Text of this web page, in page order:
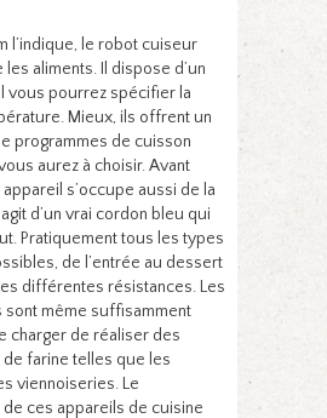
l’indique, le robot cuiseur
aliments. Il dispose d’un
vous pourrez spécifier la
Mieux, ils offrent un
programmes de cuisson
aurez à choisir. Avant
s’occupe aussi de la
d’un vrai cordon bleu qui
Pratiquement tous les types
de l’entrée au dessert
différentes résistances. Les
même suffisamment
charger de réaliser des
farine telles que les
viennoiseries. Le
ces appareils de cuisine